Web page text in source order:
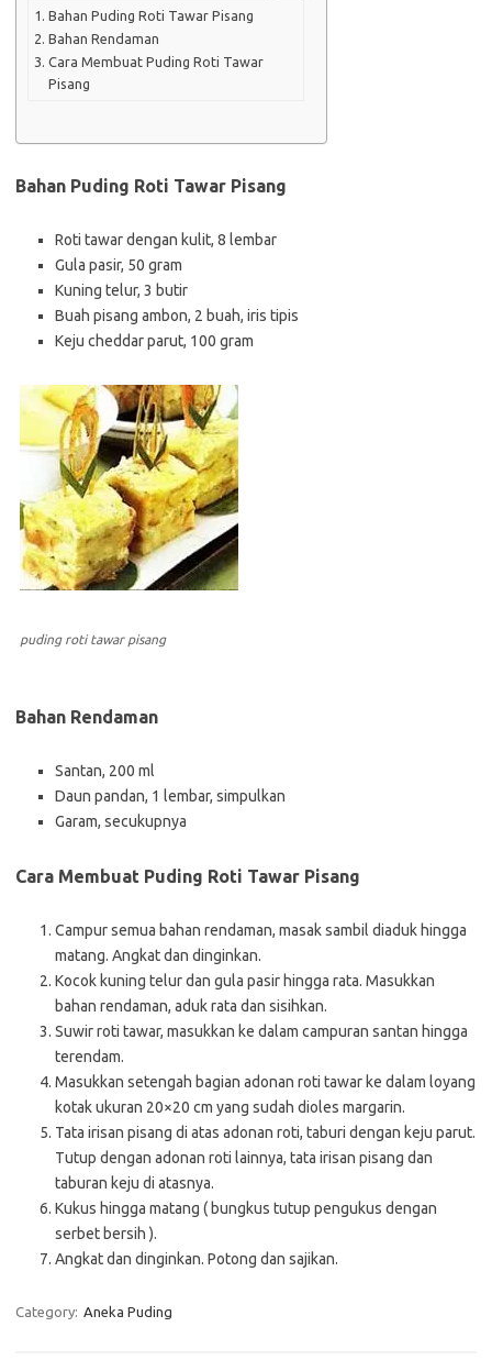
Bahan Puding Roti Tawar Pisang
Bahan Rendaman
Cara Membuat Puding Roti Tawar
Pisang
Bahan Puding Roti Tawar Pisang
Roti tawar dengan kulit, 8 lembar
Gula pasir, 50 gram
Kuning telur, 3 butir
Buah pisang ambon, 2 buah, iris tipis
Keju cheddar parut, 100 gram
puding roti tawar pisang
Bahan Rendaman
Santan, 200 ml
Daun pandan, 1 lembar, simpulkan
Garam, secukupnya
Cara Membuat Puding Roti Tawar Pisang
Campur semua bahan rendaman, masak sambil diaduk hingga
matang. Angkat dan dinginkan.
Kocok kuning telur dan gula pasir hingga rata. Masukkan
bahan rendaman, aduk rata dan sisihkan.
Suwir roti tawar, masukkan ke dalam campuran santan hingga
terendam.
Masukkan setengah bagian adonan roti tawar ke dalam loyang
kotak ukuran 20×20 cm yang sudah dioles margarin.
Tata irisan pisang di atas adonan roti, taburi dengan keju parut.
Tutup dengan adonan roti lainnya, tata irisan pisang dan
taburan keju di atasnya.
Kukus hingga matang ( bungkus tutup pengukus dengan
serbet bersih ).
Angkat dan dinginkan. Potong dan sajikan.
Category: Aneka Puding